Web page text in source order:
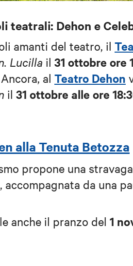
teatrali: Dehon e
amanti del teatro, il
Lucilla il 31 ottobre ore
al Teatro Dehon
il 31 ottobre alle ore
alla Tenuta Betozza
propone una
accompagnata da una
anche il pranzo del 1